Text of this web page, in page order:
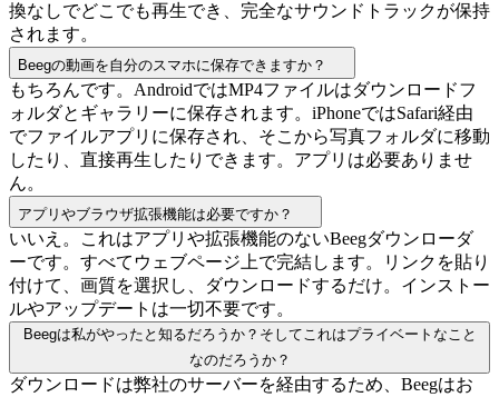
換なしでどこでも再生でき、完全なサウンドトラックが保持
されます。
Beegの動画を自分のスマホに保存できますか？
もちろんです。AndroidではMP4ファイルはダウンロードフ
ォルダとギャラリーに保存されます。iPhoneではSafari経由
でファイルアプリに保存され、そこから写真フォルダに移動
したり、直接再生したりできます。アプリは必要ありませ
ん。
アプリやブラウザ拡張機能は必要ですか？
いいえ。これはアプリや拡張機能のないBeegダウンローダ
ーです。すべてウェブページ上で完結します。リンクを貼り
付けて、画質を選択し、ダウンロードするだけ。インストー
ルやアップデートは一切不要です。
Beegは私がやったと知るだろうか？そしてこれはプライベートなこと
なのだろうか？
ダウンロードは弊社のサーバーを経由するため、Beegはお